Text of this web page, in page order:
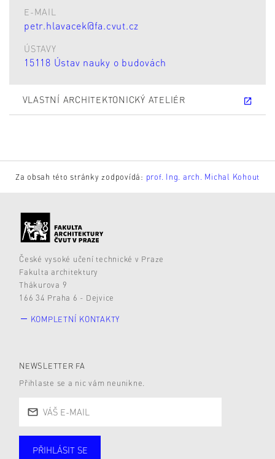
E-MAIL
petr.hlavacek@fa.cvut.cz
ÚSTAVY
15118 Ústav nauky o budovách
VLASTNÍ ARCHITEKTONICKÝ ATELIÉR
Za obsah této stránky zodpovídá: prof. Ing. arch. Michal Kohout
České vysoké učení technické v Praze
Fakulta architektury
Thákurova 9
166 34 Praha 6 - Dejvice
KOMPLETNÍ KONTAKTY
NEWSLETTER FA
Přihlaste se a nic vám neunikne.
PŘIHLÁSIT SE